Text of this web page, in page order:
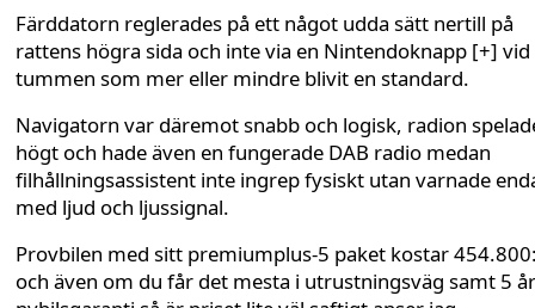
Färddatorn reglerades på ett något udda sätt nertill på
rattens högra sida och inte via en Nintendoknapp [+] vid
tummen som mer eller mindre blivit en standard.
Navigatorn var däremot snabb och logisk, radion
högt och hade även en fungerade DAB radio medan
filhållningsassistent inte ingrep fysiskt utan varnade
med ljud och ljussignal.
Provbilen med sitt premiumplus-5 paket kostar
och även om du får det mesta i utrustningsväg samt 5